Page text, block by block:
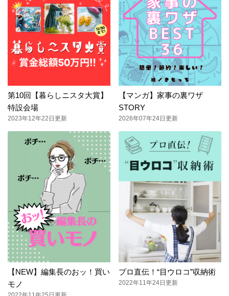
第10回【暮らしニスタ大賞】
特設会場
2023年12年22日更新
【マンガ】家事の裏ワザ
STORY
2026年07年24日更新
【NEW】編集長のおッ！買い
モノ
プロ直伝！“目ウロコ”収納術
2022年11年24日更新